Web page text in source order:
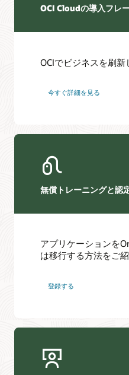
OCI Cloudの導入フレ
OCIでビジネスを刷新
今すぐ詳細を見る
無償トレーニングと認
アプリケーションを
は移行する方法をご紹
登録する